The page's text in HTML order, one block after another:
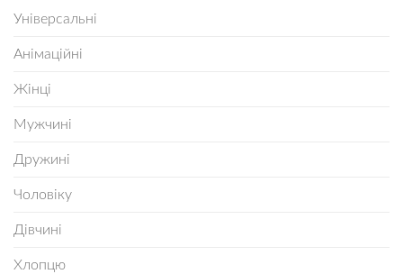
Універсальні
Анімаційні
Жінці
Мужчині
Дружині
Чоловіку
Дівчині
Хлопцю